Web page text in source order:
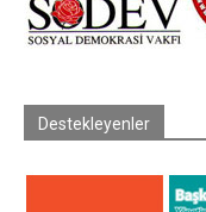
Destekleyenler